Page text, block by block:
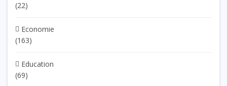
(22)
Economie
(163)
Education
(69)